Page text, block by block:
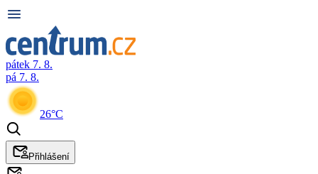
pátek 7. 8.
pá 7. 8.
26°C
Přihlášení